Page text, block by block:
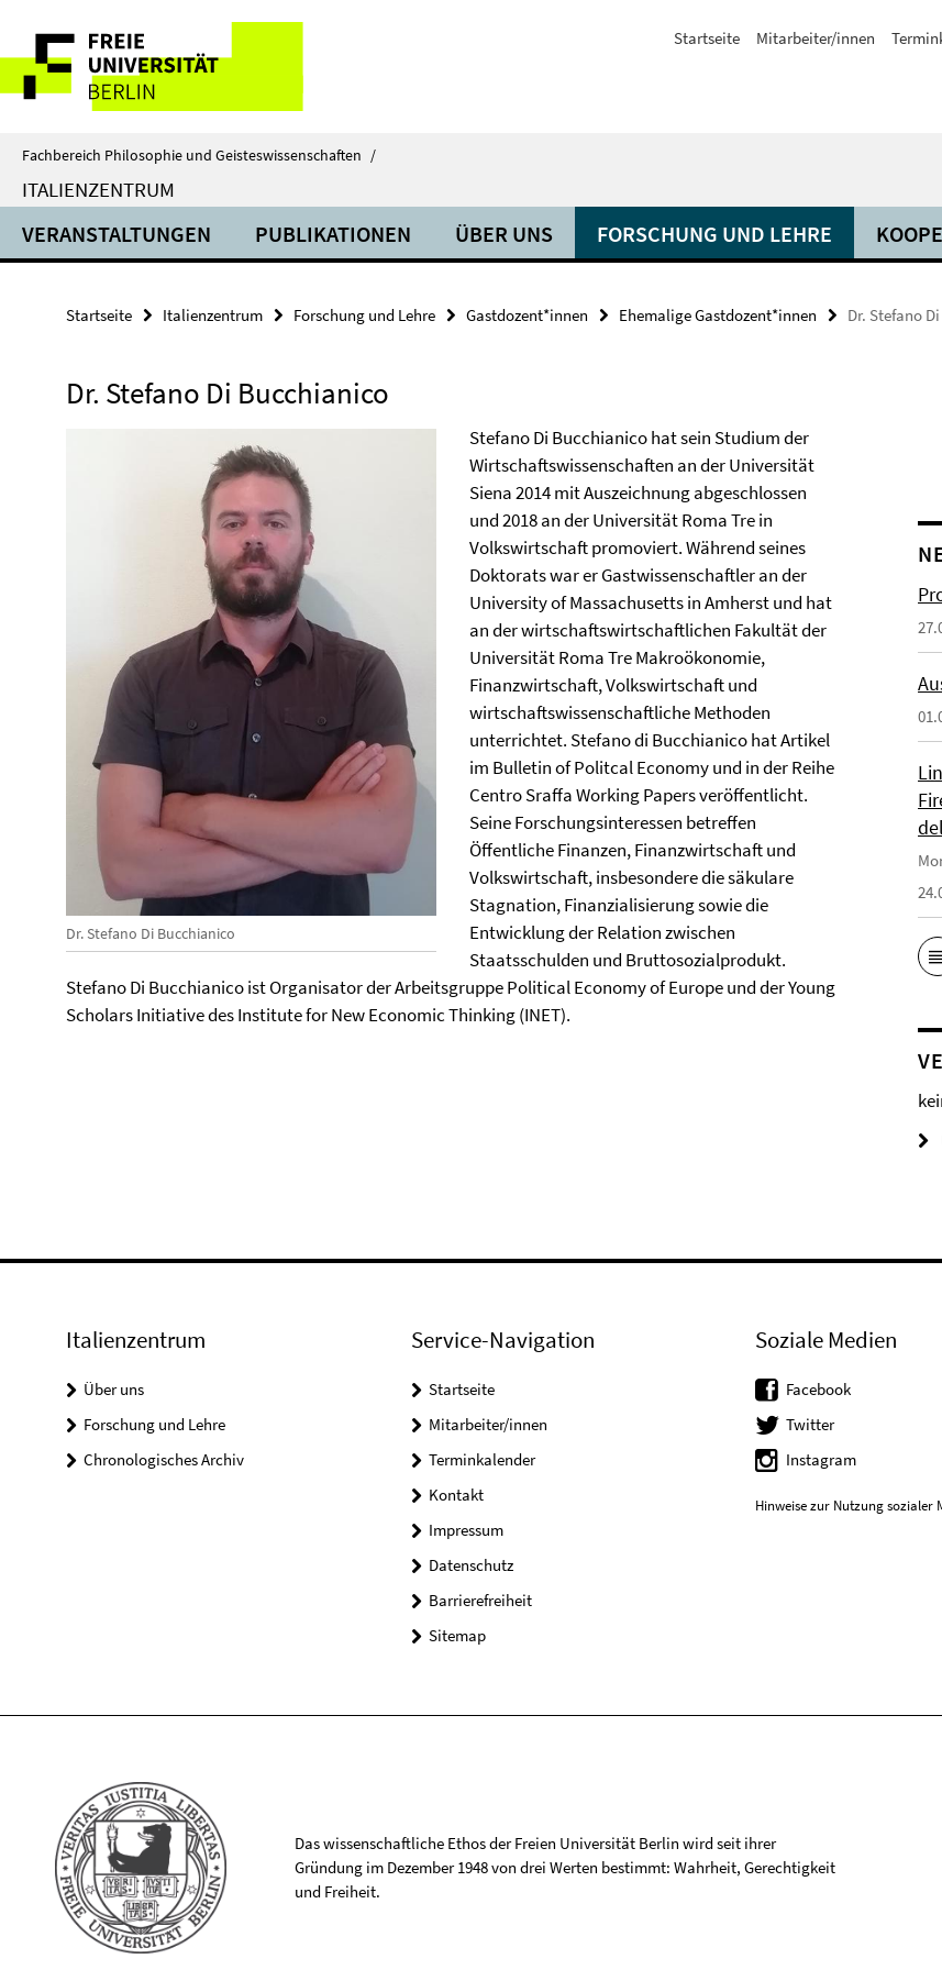
direkt
Inhalt
Service-
Navigation
Startseite Mitarbeiter/innen
Fachbereich Philosophie und Geisteswissenschaften /
ITALIENZENTRUM
VERANSTALTUNGEN PUBLIKATIONEN ÜBER UNS FORSCHUNG UND LEHRE
Startseite Italienzentrum Forschung und Lehre Gastdozent*innen Ehemalige Gastdozent*innen Dr. Stefano
Dr. Stefano Di Bucchianico
Dr. Stefano Di Bucchianico
Stefano Di Bucchianico hat sein Studium der
Wirtschaftswissenschaften an der Universität
Siena 2014 mit Auszeichnung abgeschlossen
und 2018 an der Universität Roma Tre in
Volkswirtschaft promoviert. Während seines
Doktorats war er Gastwissenschaftler an der
University of Massachusetts in Amherst und hat
an der wirtschaftswirtschaftlichen Fakultät der
Universität Roma Tre Makroökonomie,
Finanzwirtschaft, Volkswirtschaft und
wirtschaftswissenschaftliche Methoden
unterrichtet. Stefano di Bucchianico hat Artikel
im Bulletin of Politcal Economy und in der Reihe
Centro Sraffa Working Papers veröffentlicht.
Seine Forschungsinteressen betreffen
Öffentliche Finanzen, Finanzwirtschaft und
Volkswirtschaft, insbesondere die säkulare
Stagnation, Finanzialisierung sowie die
Entwicklung der Relation zwischen
Staatsschulden und Bruttosozialprodukt.
Stefano Di Bucchianico ist Organisator der Arbeitsgruppe Political Economy of Europe und der Young
Scholars Initiative des Institute for New Economic Thinking (INET).
Italienzentrum
Über uns
Forschung und Lehre
Chronologisches Archiv
Service-Navigation
Startseite
Mitarbeiter/innen
Terminkalender
Kontakt
Impressum
Datenschutz
Barrierefreiheit
Sitemap
Soziale Medien
Facebook
Twitter
Instagram
Hinweise zur Nutzung sozialer
Das wissenschaftliche Ethos der Freien Universität Berlin wird seit ihrer
Gründung im Dezember 1948 von drei Werten bestimmt: Wahrheit, Gerechtigkeit
und Freiheit.